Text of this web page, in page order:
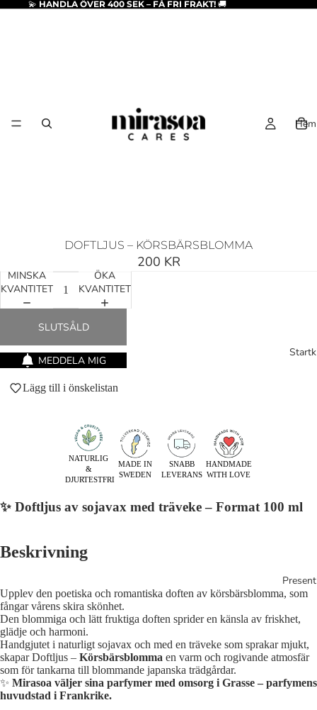
💫 HANDLA ÖVER 400 SEK – FÅ FRI FRAKT! 🚚
Hem
DOFTLJUS – KÖRSBÄRSBLOMMA
200 KR
MINSKA
KVANTITET
ÖKA
KVANTITET
SLUTSÅLD
MEDDELA MIG
Lägg till i önskelistan
NATURLIG
&
DJURTESTFRI
MADE IN
SWEDEN
SNABB
LEVERANS
HANDMADE
WITH LOVE
✨ Doftljus av sojavax med träveke – Format 100 ml
Beskrivning
Upplev den poetiska och romantiska doften av körsbärsblomma, som
fångar vårens skira skönhet.
Den blommiga och lätt fruktiga doften sprider en känsla av friskhet,
glädje och harmoni.
Handgjutet i naturligt sojavax och med en träveke som sprakar mjukt,
skapar Doftljus – Körsbärsblomma en varm och rogivande atmosfär
som för tankarna till blommande japanska trädgårdar.
✨ Mirasoa väljer sina parfymer med omsorg i Grasse – parfymens
huvudstad i Frankrike.